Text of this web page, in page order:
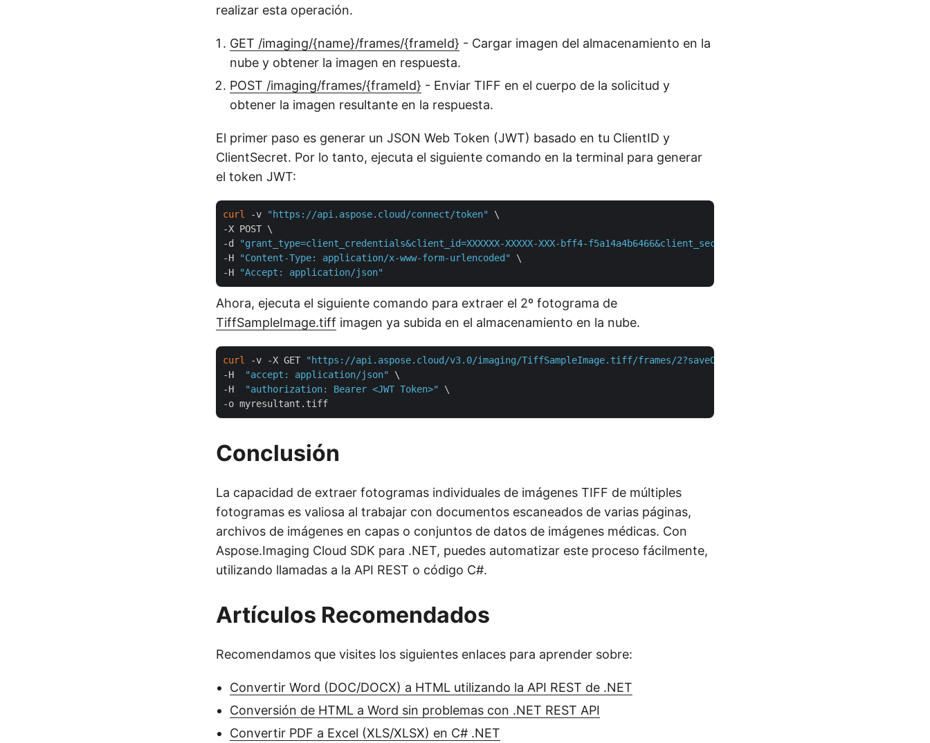
realizar esta operación.
GET /imaging/{name}/frames/{frameId} - Cargar imagen del almacenamiento en la
nube y obtener la imagen en respuesta.
POST /imaging/frames/{frameId} - Enviar TIFF en el cuerpo de la solicitud y
obtener la imagen resultante en la respuesta.
El primer paso es generar un JSON Web Token (JWT) basado en tu ClientID y
ClientSecret. Por lo tanto, ejecuta el siguiente comando en la terminal para generar
el token JWT:
curl -v "https://api.aspose.cloud/connect/token"
\
-X POST \
-d
"grant_type=client_credentials&client_id=XXXXXX-XXXXX-XXX-bff4-f5a14a4b6466&client_secret=XXXXXXXXXXX"
-H
"Content-Type: application/x-www-form-urlencoded"
\
-H
"Accept: application/json"
Ahora, ejecuta el siguiente comando para extraer el 2º fotograma de
TiffSampleImage.tiff imagen ya subida en el almacenamiento en la nube.
curl -v -X GET "https://api.aspose.cloud/v3.0/imaging/TiffSampleImage.tiff/frames/2?saveOtherFrames=true"
-H
"accept: application/json"
\
-H
"authorization: Bearer <JWT Token>"
\
Conclusión
La capacidad de extraer fotogramas individuales de imágenes TIFF de múltiples
fotogramas es valiosa al trabajar con documentos escaneados de varias páginas,
archivos de imágenes en capas o conjuntos de datos de imágenes médicas. Con
Aspose.Imaging Cloud SDK para .NET, puedes automatizar este proceso fácilmente,
utilizando llamadas a la API REST o código C#.
Artículos Recomendados
Recomendamos que visites los siguientes enlaces para aprender sobre:
Convertir Word (DOC/DOCX) a HTML utilizando la API REST de .NET
Conversión de HTML a Word sin problemas con .NET REST API
Convertir PDF a Excel (XLS/XLSX) en C# .NET